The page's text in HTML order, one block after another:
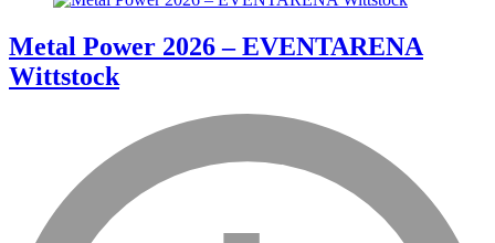
Metal Power 2026 – EVENTARENA
Wittstock